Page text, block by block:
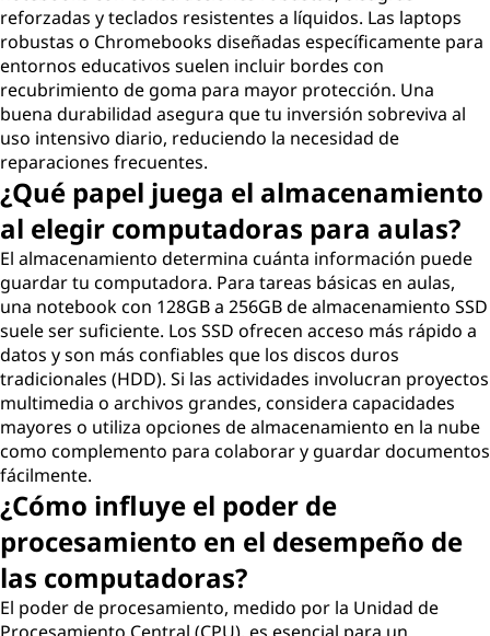
reforzadas y teclados resistentes a líquidos. Las laptops
robustas o Chromebooks diseñadas específicamente para
entornos educativos suelen incluir bordes con
recubrimiento de goma para mayor protección. Una
buena durabilidad asegura que tu inversión sobreviva al
uso intensivo diario, reduciendo la necesidad de
reparaciones frecuentes.
¿Qué papel juega el almacenamiento
al elegir computadoras para aulas?
El almacenamiento determina cuánta información puede
guardar tu computadora. Para tareas básicas en aulas,
una notebook con 128GB a 256GB de almacenamiento SSD
suele ser suficiente. Los SSD ofrecen acceso más rápido a
datos y son más confiables que los discos duros
tradicionales (HDD). Si las actividades involucran proyectos
multimedia o archivos grandes, considera capacidades
mayores o utiliza opciones de almacenamiento en la nube
como complemento para colaborar y guardar documentos
fácilmente.
¿Cómo influye el poder de
procesamiento en el desempeño de
las computadoras?
El poder de procesamiento, medido por la Unidad de